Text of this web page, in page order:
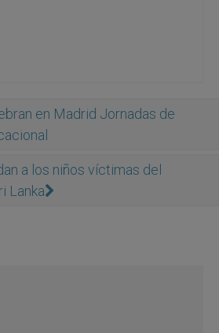
en Madrid Jornadas de
a los niños víctimas del
Lanka